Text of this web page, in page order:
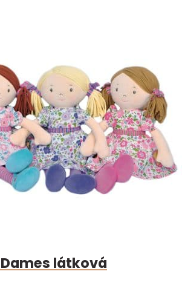
látková